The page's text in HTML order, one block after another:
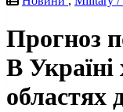
Прогноз
В
областях